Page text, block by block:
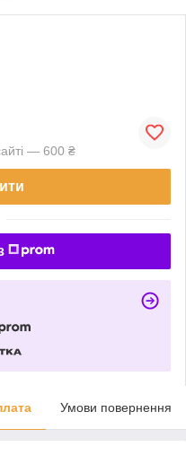
— 600 ₴
Умови повернення